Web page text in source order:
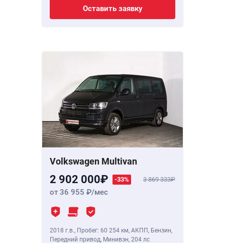
Оставить заявку
Volkswagen Multivan
2 902 000 -33% 3 869 333
от 36 955 /мес
2018 г.в., Пробег: 60 254 км, АКПП, Бензин,
Передний привод, Минивэн, 204 лс